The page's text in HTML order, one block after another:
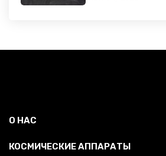
О НАС
КОСМИЧЕСКИЕ АППАРАТЫ